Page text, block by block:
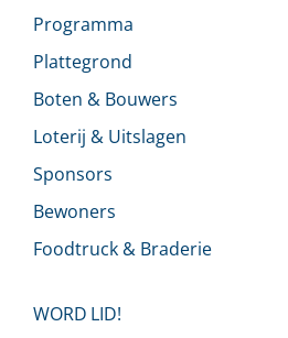
Programma
Plattegrond
Boten & Bouwers
Loterij & Uitslagen
Sponsors
Bewoners
Foodtruck & Braderie
WORD LID!